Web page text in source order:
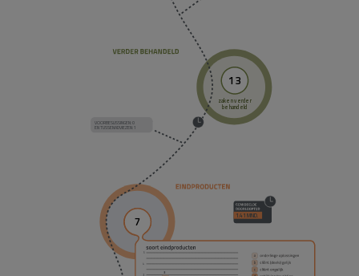
VOORBESLISSINGEN: 0
EN TUSSENADVIEZEN: 1
3
4
5
3
13
zaken verder
behandeld
7 1.41 MND.